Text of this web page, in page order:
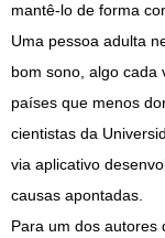
mantê-lo de forma
Uma pessoa adulta
bom sono, algo cada
países que menos
cientistas da
via aplicativo
causas apontadas.
Para um dos autores